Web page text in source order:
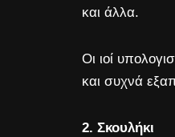
και άλλα.
Οι ιοί
και συχνά
2. Σκουλήκι